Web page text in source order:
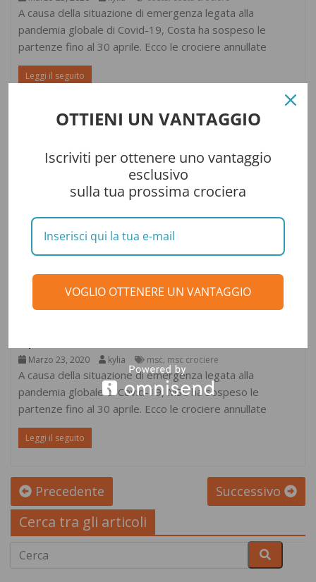
A causa della situazione di emergenza legata alla
pandemia globale di Covid-19, Costa ha sospeso le
partenze fino al 30 aprile. Ecco le crociere annullate
Leggi il seguito
Consigli di viaggio
MSC, crociere annullate fino al 30
Marzo 23, 2020 kylia msc, msc crociere
A causa della situazione di emergenza legata alla
pandemia globale di Covid-19, MSC ha sospeso le
partenze fino al 30 aprile. Ecco le crociere annullate
Leggi il seguito
Precedente Successivo
Cerca tra gli articoli
OTTIENI UN VANTAGGIO
Iscriviti per ottenere uno vantaggio
esclusivo
sulla tua prossima crociera
VOGLIO OTTENERE UN VANTAGGIO